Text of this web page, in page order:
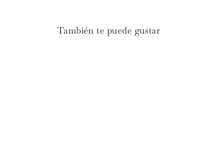
También te puede gustar